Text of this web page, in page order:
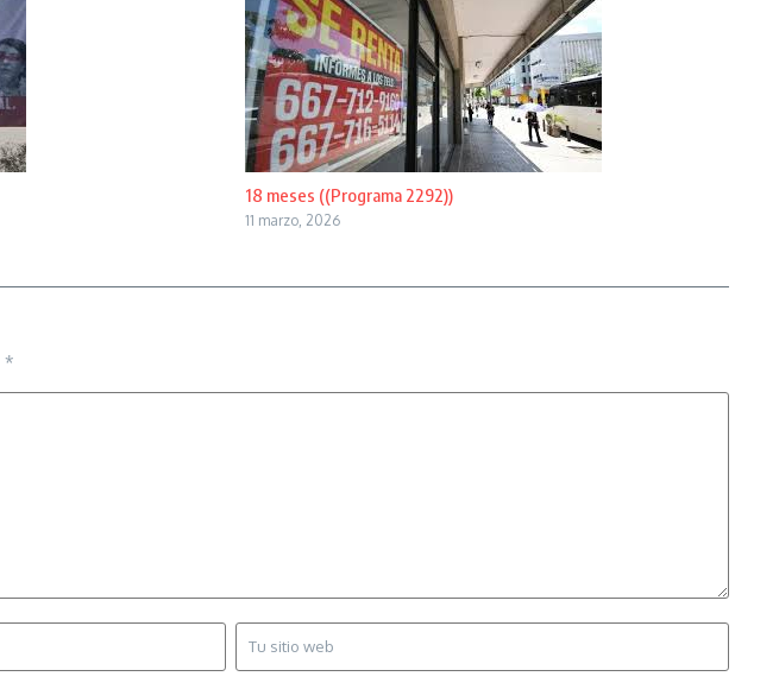
18 meses ((Programa 2292))
11 marzo, 2026
*